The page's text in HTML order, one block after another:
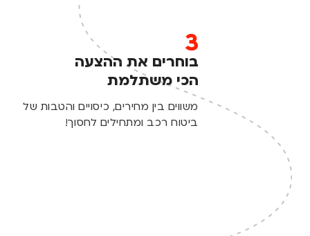
בוחרים את ההצעה
הכי משתלמת
משווים בין מחירים, כיסויים והטבות של
ביטוח רכב ומתחילים לחסוך!